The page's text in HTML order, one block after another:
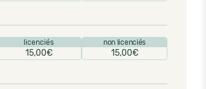
licenciés
15,00€
non licenciés
15,00€